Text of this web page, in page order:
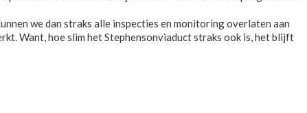
we dan straks alle inspecties en monitoring overlaten aan
Want, hoe slim het Stephensonviaduct straks ook is, het blijft